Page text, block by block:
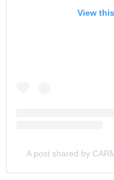
View
A post shared by